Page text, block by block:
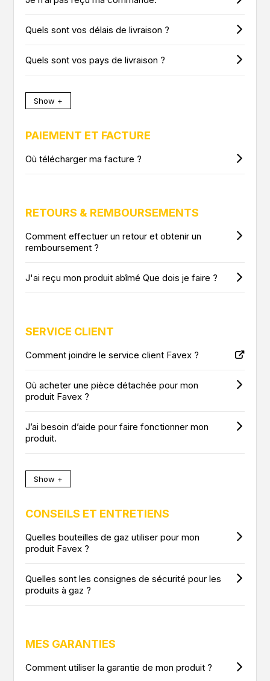
Quels sont vos délais de livraison ?
Quels sont vos pays de livraison ?
Show +
PAIEMENT ET FACTURE
Où télécharger ma facture ?
RETOURS & REMBOURSEMENTS
Comment effectuer un retour et obtenir un
remboursement ?
J'ai reçu mon produit abîmé Que dois je faire ?
SERVICE CLIENT
Comment joindre le service client Favex ?
Où acheter une pièce détachée pour mon
produit Favex ?
J’ai besoin d’aide pour faire fonctionner mon
produit.
Show +
CONSEILS ET ENTRETIENS
Quelles bouteilles de gaz utiliser pour mon
produit Favex ?
Quelles sont les consignes de sécurité pour les
produits à gaz ?
MES GARANTIES
Comment utiliser la garantie de mon produit ?